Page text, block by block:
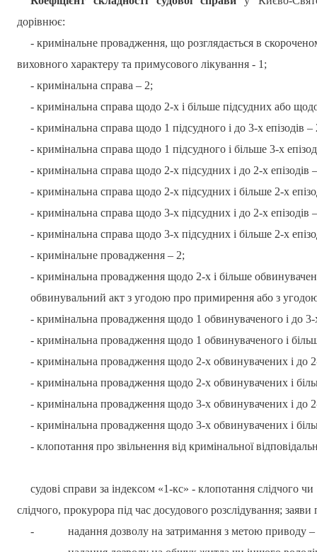
дорівнює:
- кримінальне провадження, що розглядається в
виховного характеру та примусового лікування - 1;
- кримінальна справа – 2;
- кримінальна справа щодо 2-х і більше підсудних або
- кримінальна справа щодо 1 підсудного і до 3-х епізодів –
- кримінальна справа щодо 1 підсудного і більше 3-х
- кримінальна справа щодо 2-х підсудних і до 2-х епізодів
- кримінальна справа щодо 2-х підсудних і більше 2-х
- кримінальна справа щодо 3-х підсудних і до 2-х епізодів
- кримінальна справа щодо 3-х підсудних і більше 2-х
- кримінальне провадження – 2;
- кримінальна провадження щодо 2-х і більше
обвинувальний акт з угодою про примирення або з
- кримінальна провадження щодо 1 обвинуваченого і до 3-
- кримінальна провадження щодо 1 обвинуваченого і
- кримінальна провадження щодо 2-х обвинувачених і до
- кримінальна провадження щодо 2-х обвинувачених і
- кримінальна провадження щодо 3-х обвинувачених і до
- кримінальна провадження щодо 3-х обвинувачених і
- клопотання про звільнення від кримінальної
судові справи за індексом «1-кс» - клопотання слідчого
слідчого, прокурора під час досудового розслідування; заяви
-
надання дозволу на затримання з метою приводу –